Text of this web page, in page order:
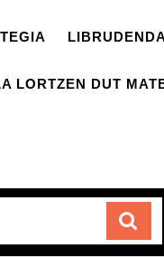
LORTZEN DUT